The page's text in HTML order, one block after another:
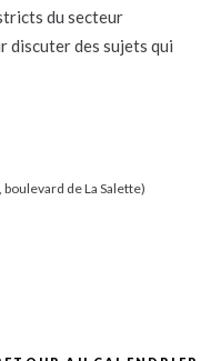
du secteur
discuter des sujets qui
de La Salette)